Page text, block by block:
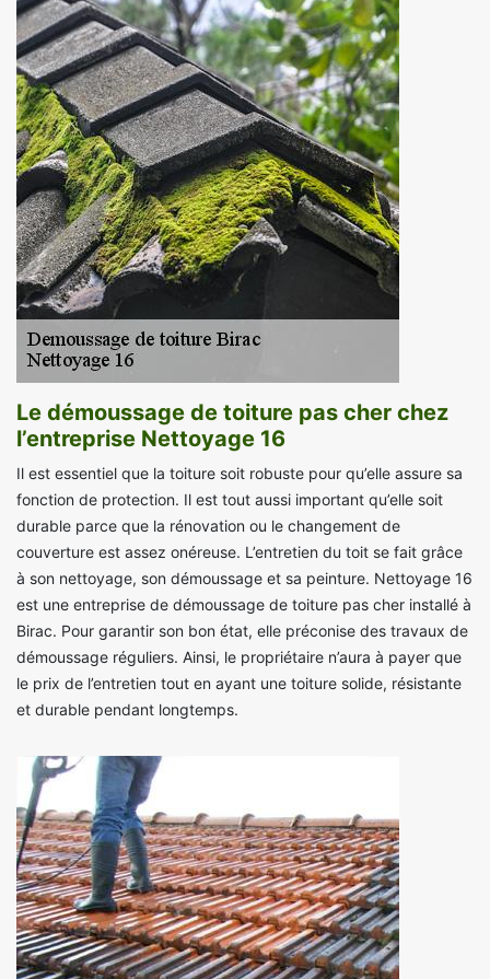
Le démoussage de toiture pas cher chez
l’entreprise Nettoyage 16
Il est essentiel que la toiture soit robuste pour qu’elle assure sa
fonction de protection. Il est tout aussi important qu’elle soit
durable parce que la rénovation ou le changement de
couverture est assez onéreuse. L’entretien du toit se fait grâce
à son nettoyage, son démoussage et sa peinture. Nettoyage 16
est une entreprise de démoussage de toiture pas cher installé à
Birac. Pour garantir son bon état, elle préconise des travaux de
démoussage réguliers. Ainsi, le propriétaire n’aura à payer que
le prix de l’entretien tout en ayant une toiture solide, résistante
et durable pendant longtemps.